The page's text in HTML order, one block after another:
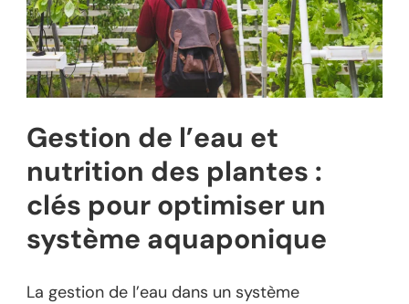
Gestion de l’eau et
nutrition des plantes :
clés pour optimiser un
système aquaponique
La gestion de l’eau dans un système